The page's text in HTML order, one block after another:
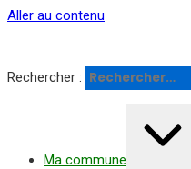
Panneau de gestion des cookies
Aller au contenu
Rechercher :
Ma commune